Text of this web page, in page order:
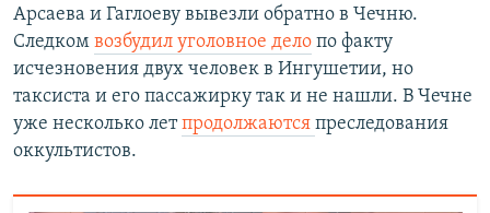
Арсаева и Гаглоеву вывезли обратно в Чечню.
Следком возбудил уголовное дело по факту
исчезновения двух человек в Ингушетии, но
таксиста и его пассажирку так и не нашли. В Чечне
уже несколько летпродолжаются преследования
оккультистов.